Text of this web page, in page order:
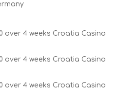
over 4 weeks Croatia Casino
over 4 weeks Croatia Casino
over 4 weeks Croatia Casino